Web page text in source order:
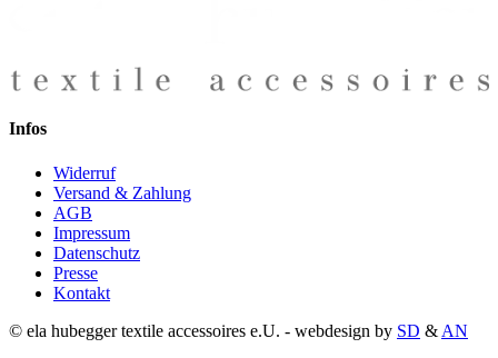
Infos
Widerruf
Versand & Zahlung
AGB
Impressum
Datenschutz
Presse
Kontakt
© ela hubegger textile accessoires e.U. - webdesign by SD & AN